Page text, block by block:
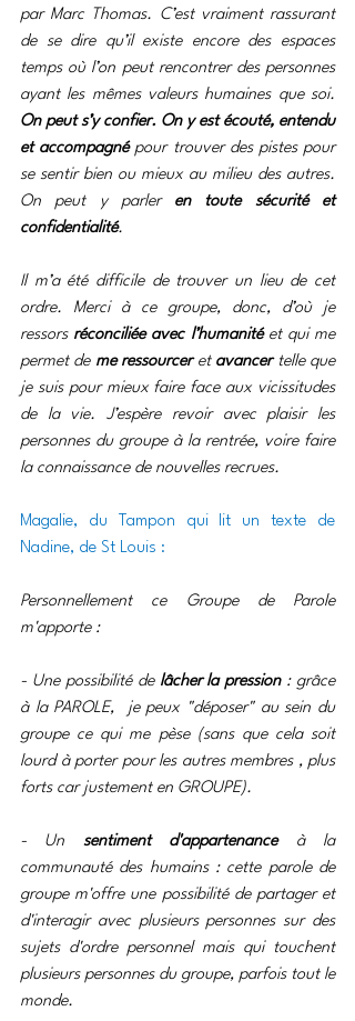
par Marc Thomas. C’est vraiment rassurant
de se dire qu’il existe encore des espaces
temps où l’on peut rencontrer des personnes
On peut s’y confier. On y est écouté, entendu
et accompagné pour trouver des pistes pour
se sentir bien ou mieux au milieu des autres.
On peut y parler en toute sécurité et
confidentialité.
Il m’a été difficile de trouver un lieu de cet
ordre. Merci à ce groupe, donc, d’où je
ressors réconciliée avec l’humanité et qui me
permet de me ressourcer et avancer telle que
je suis pour mieux faire face aux vicissitudes
de la vie. J’espère revoir avec plaisir les
personnes du groupe à la rentrée, voire faire
la connaissance de nouvelles recrues.
Magalie, du Tampon qui lit un texte de
Nadine, de St Louis :
Personnellement ce Groupe de Parole
m'apporte :
- Une possibilité de lâcher la pression : grâce
à la PAROLE,  je peux "déposer" au sein du
groupe ce qui me pèse (sans que cela soit
lourd à porter pour les autres membres , plus
forts car justement en GROUPE).
- Un sentiment d'appartenance à la
communauté des humains : cette parole de
groupe m'offre une possibilité de partager et
d'interagir avec plusieurs personnes sur des
sujets d'ordre personnel mais qui touchent
plusieurs personnes du groupe, parfois tout le
monde.